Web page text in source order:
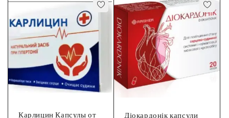
Карлицин Капсулы от
Діокардонік капсули